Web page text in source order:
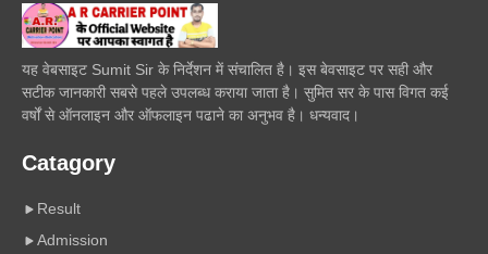
यह वेबसाइट Sumit Sir के निर्देशन में संचालित है। इस बेवसाइट पर सही और
सटीक जानकारी सबसे पहले उपलब्ध कराया जाता है। सुमित सर के पास विगत कई
वर्षों से ऑनलाइन और ऑफलाइन पढाने का अनुभव है। धन्यवाद।
Catagory
Result
Admission